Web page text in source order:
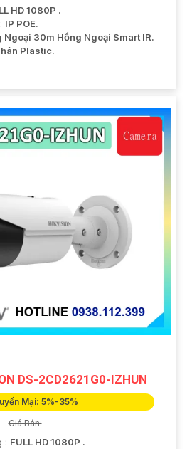
HD 1080P .
IP POE.
Ngoại 30m Hồng Ngoại Smart IR.
Plastic.
DS-2CD2621G0-IZHUN
Mại: 5%-35%
Giá Bán:
: FULL HD 1080P .